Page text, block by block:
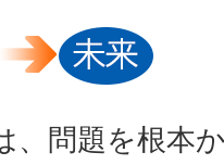
、問題を根本